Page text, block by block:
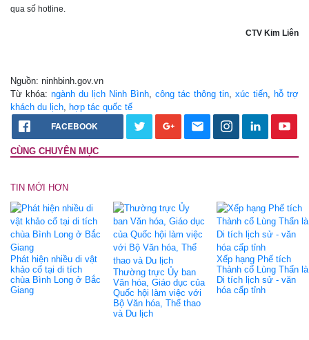
qua số hotline.
CTV Kim Liên
Nguồn: ninhbinh.gov.vn
Từ khóa: ngành du lịch Ninh Bình, công tác thông tin, xúc tiến, hỗ trợ
khách du lịch, hợp tác quốc tế
FACEBOOK
CÙNG CHUYÊN MỤC
TIN MỚI HƠN
Phát hiện nhiều di vật
khảo cổ tại di tích
chùa Bình Long ở Bắc
Giang
Thường trực Ủy ban
Văn hóa, Giáo dục của
Quốc hội làm việc với
Bộ Văn hóa, Thể thao
và Du lịch
Xếp hạng Phế tích
Thành cổ Lùng Thẩn là
Di tích lịch sử - văn
hóa cấp tỉnh